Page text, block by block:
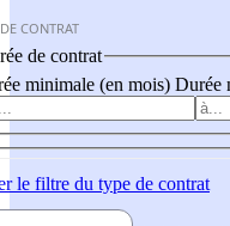
CONTRAT
de contrat
minimale (en mois) Durée
le filtre du type de contrat